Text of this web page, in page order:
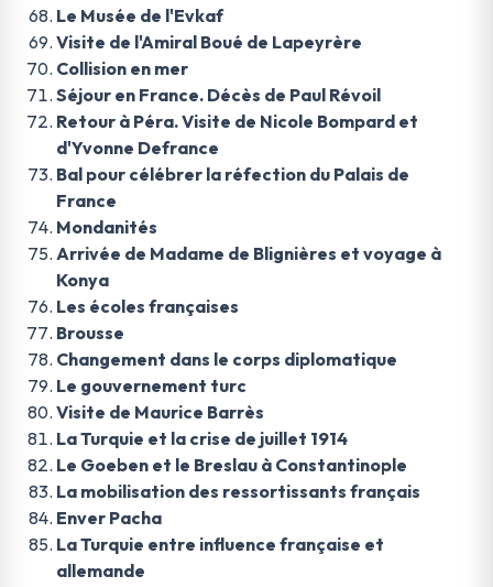
Le Musée de l'Evkaf
Visite de l'Amiral Boué de Lapeyrère
Collision en mer
Séjour en France. Décès de Paul Révoil
Retour à Péra. Visite de Nicole Bompard et
d'Yvonne Defrance
Bal pour célébrer la réfection du Palais de
France
Mondanités
Arrivée de Madame de Blignières et voyage à
Konya
Les écoles françaises
Brousse
Changement dans le corps diplomatique
Le gouvernement turc
Visite de Maurice Barrès
La Turquie et la crise de juillet 1914
Le Goeben et le Breslau à Constantinople
La mobilisation des ressortissants français
Enver Pacha
La Turquie entre influence française et
allemande